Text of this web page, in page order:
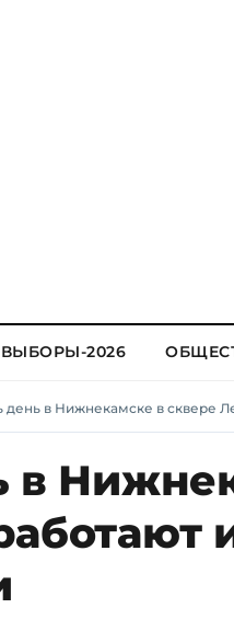
ВЫБОРЫ-2026
день в Нижнекамске в сквере
в